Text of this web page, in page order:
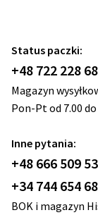
Status paczki:
+48 722 228
Magazyn
Pon-Pt od 7.00 do
Inne pytania:
+48 666 509
+34 744 654
BOK i magazyn